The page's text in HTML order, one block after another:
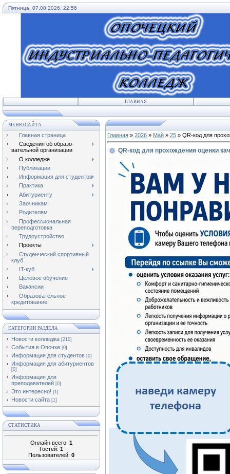
Пятница, 07.08.2026, 22:56
ГЛАВНАЯ
МЕНЮ САЙТА
Главная страница
Сведения об образо-
вательной организации
О колледже
Публикации
Информация для студентов
Практика
Абитуриенту
Заочникам
Родителям
Профессиональная
переподготовка
Трудоустройство
Проекты
Студенческий спортивный
клуб
IT-куб
Целевое обучение
Вакансии
Образовательное
кредитование
КАТЕГОРИИ РАЗДЕЛА
Новости колледжа [210]
События в Опочке [0]
Информация для студентов [0]
Информация для абитуриентов
[0]
Информация для
преподавателей [0]
Это интересно! [1]
Новости сайта [1]
СТАТИСТИКА
Онлайн всего: 1
Гостей: 1
Пользователей: 0
Главная » 2026 » Май » 25 » QR-код для
QR-код для прохождения оценки